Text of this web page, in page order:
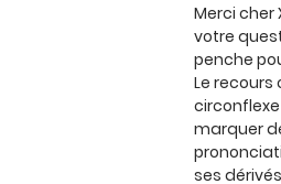
Merci cher
votre
penche
Le recours
marquer
ses